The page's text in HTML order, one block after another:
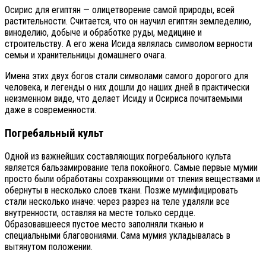
Осирис для египтян — олицетворение самой природы, всей
растительности. Считается, что он научил египтян земледелию,
виноделию, добыче и обработке руды, медицине и
строительству. А его жена Исида являлась символом верности
семьи и хранительницы домашнего очага.
Имена этих двух богов стали символами самого дорогого для
человека, и легенды о них дошли до наших дней в практически
неизменном виде, что делает Исиду и Осириса почитаемыми
даже в современности.
Погребальный культ
Одной из важнейших составляющих погребального культа
является бальзамирование тела покойного. Самые первые мумии
просто были обработаны сохраняющими от тления веществами и
обернуты в несколько слоев ткани. Позже мумифицировать
стали несколько иначе: через разрез на теле удаляли все
внутренности, оставляя на месте только сердце.
Образовавшееся пустое место заполняли тканью и
специальными благовониями. Сама мумия укладывалась в
вытянутом положении.